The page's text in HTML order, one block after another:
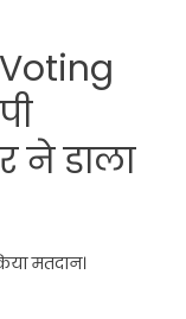
ने डाला
मतदान।